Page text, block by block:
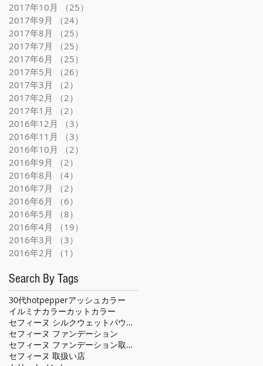
2017年10月 （25）
2017年9月
（24）
2017年8月
（25）
2017年7月
（25）
2017年6月
（25）
2017年5月
（26）
2017年3月
（2）
2017年2月
（2）
2017年1月
（2）
2016年12月
（3）
2016年11月
（3）
2016年10月
（2）
2016年9月
（2）
2016年8月
（4）
2016年7月
（2）
2016年6月
（6）
2016年5月
（8）
2016年4月
（19）
2016年3月
（3）
2016年2月
（1）
Search By Tags
30代hotpepperアッシュカラー
イルミナカラーカット カラー
セフィーヌ シルクウェットパウダー
セフィーヌ ファンデーション
セフィーヌ ファンデーション取扱い店
セフィーヌ 取扱い店